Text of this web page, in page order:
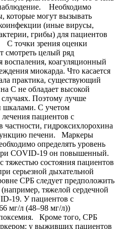
Необходимо
которые могут вызывать
(иные вирусы,
грибы) для пациентов
точки зрения оценки
смотреть целый ряд
воспаления, коагуляционный
миокарда. Что касается
практика, существующий
С не обладает высокой
Поэтому лучше
шкалами. С учетом
пациентов с
гидроксихлорохина
печени. Маркеры
определять уровень
COVID-19 он повышенный.
тяжестью состояния пациентов
серьезной дыхательной
СРБ следует предположить
тяжелой сердечной
19. У пациентов с
мг/л (48–98 мг/л))
Кроме того, СРБ
у выживших пациентов